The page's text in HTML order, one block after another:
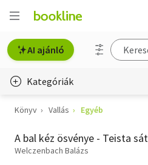
AI ajánló
Kategóriák
Életmód, egészség
Erotika
Könyv Vallás Egyéb
A bal kéz ösvénye - Teista
Welczenbach Balázs